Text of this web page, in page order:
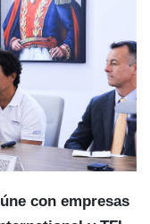
con empresas